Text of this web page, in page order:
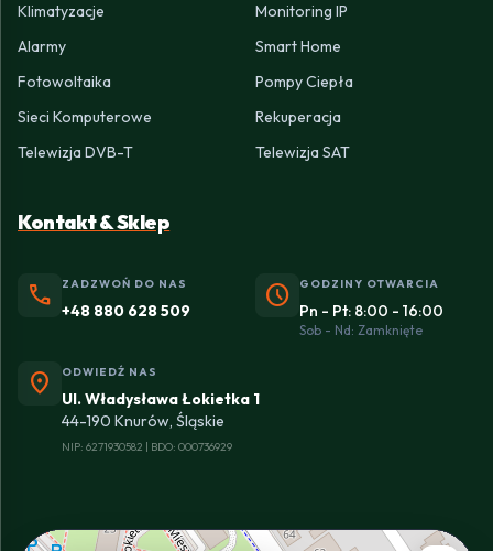
Klimatyzacje
Monitoring IP
Alarmy
Smart Home
Fotowoltaika
Pompy Ciepła
Sieci Komputerowe
Rekuperacja
Telewizja DVB-T
Telewizja SAT
Kontakt & Sklep
phone ZADZWOŃ DO NAS
+48 880 628 509 schedule GODZINY OTWARCIA
Pn - Pt: 8:00 - 16:00
Sob - Nd: Zamknięte
location_on ODWIEDŹ NAS
Ul. Władysława Łokietka 1
44-190 Knurów, Śląskie
NIP: 6271930582 | BDO: 000736929